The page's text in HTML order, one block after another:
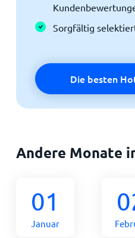
Sorgfältig
Die besten
Andere Monate
01
Januar